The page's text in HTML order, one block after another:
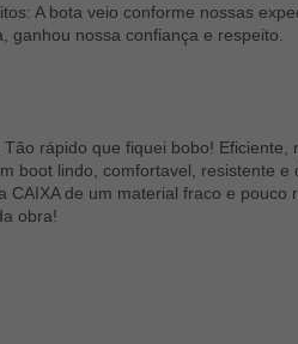
A bota veio conforme nossas
ganhou nossa confiança e respeito.
rápido que fiquei bobo!
boot lindo, comfortavel,
de um material fraco e
obra!